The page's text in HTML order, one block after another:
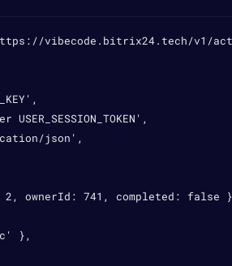
vibecode.bitrix24.tech/v1/
USER_SESSION_TOKEN',
json',
ownerId: 741, completed: false
},